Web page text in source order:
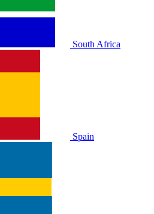
South Africa
Spain